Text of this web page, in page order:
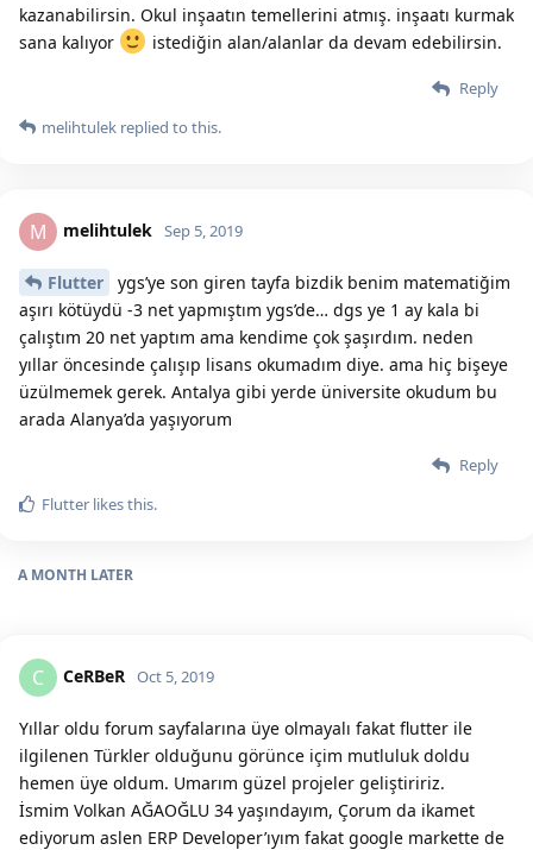
kazanabilirsin. Okul inşaatın temellerini atmış. inşaatı kurmak
sana kalıyor
istediğin alan/alanlar da devam edebilirsin.
Reply
melihtulek replied to this.
M melihtulek Sep 5, 2019
Flutter
ygs’ye son giren tayfa bizdik benim matematiğim
aşırı kötüydü -3 net yapmıştım ygs’de… dgs ye 1 ay kala bi
çalıştım 20 net yaptım ama kendime çok şaşırdım. neden
yıllar öncesinde çalışıp lisans okumadım diye. ama hiç bişeye
üzülmemek gerek. Antalya gibi yerde üniversite okudum bu
arada Alanya’da yaşıyorum
Reply
Flutter likes this.
A MONTH LATER
C CeRBeR Oct 5, 2019
Yıllar oldu forum sayfalarına üye olmayalı fakat flutter ile
ilgilenen Türkler olduğunu görünce içim mutluluk doldu
hemen üye oldum. Umarım güzel projeler geliştiririz.
İsmim Volkan AĞAOĞLU 34 yaşındayım, Çorum da ikamet
ediyorum aslen ERP Developer’ıyım fakat google markette de